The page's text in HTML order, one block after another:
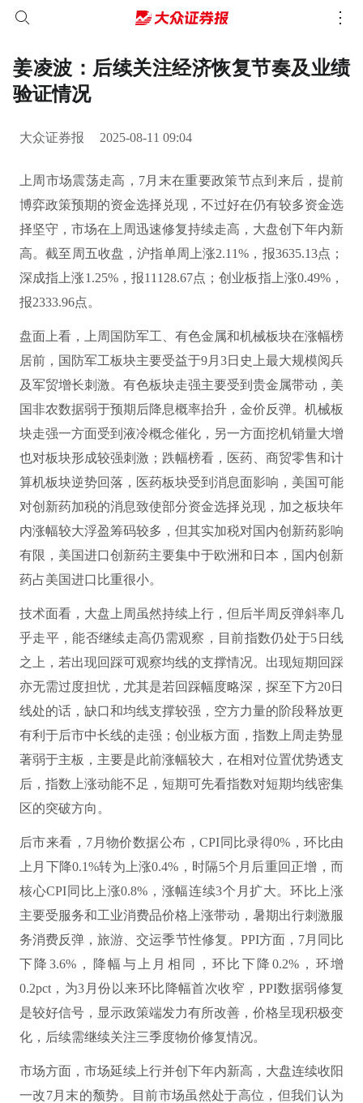
姜凌波：后续关注经济恢复节奏及业绩
验证情况
大众证券报 2025-08-11 09:04
上周市场震荡走高，7月末在重要政策节点到来后，提前
博弈政策预期的资金选择兑现，不过好在仍有较多资金选
择坚守，市场在上周迅速修复持续走高，大盘创下年内新
高。截至周五收盘，沪指单周上涨2.11%，报3635.13点；
深成指上涨1.25%，报11128.67点；创业板指上涨0.49%，
报2333.96点。
盘面上看，上周国防军工、有色金属和机械板块在涨幅榜
居前，国防军工板块主要受益于9月3日史上最大规模阅兵
及军贸增长刺激。有色板块走强主要受到贵金属带动，美
国非农数据弱于预期后降息概率抬升，金价反弹。机械板
块走强一方面受到液冷概念催化，另一方面挖机销量大增
也对板块形成较强刺激；跌幅榜看，医药、商贸零售和计
算机板块逆势回落，医药板块受到消息面影响，美国可能
对创新药加税的消息致使部分资金选择兑现，加之板块年
内涨幅较大浮盈筹码较多，但其实加税对国内创新药影响
有限，美国进口创新药主要集中于欧洲和日本，国内创新
药占美国进口比重很小。
技术面看，大盘上周虽然持续上行，但后半周反弹斜率几
乎走平，能否继续走高仍需观察，目前指数仍处于5日线
之上，若出现回踩可观察均线的支撑情况。出现短期回踩
亦无需过度担忧，尤其是若回踩幅度略深，探至下方20日
线处的话，缺口和均线支撑较强，空方力量的阶段释放更
有利于后市中长线的走强；创业板方面，指数上周走势显
著弱于主板，主要是此前涨幅较大，在相对位置优势透支
后，指数上涨动能不足，短期可先看指数对短期均线密集
区的突破方向。
后市来看，7月物价数据公布，CPI同比录得0%，环比由
上月下降0.1%转为上涨0.4%，时隔5个月后重回正增，而
核心CPI同比上涨0.8%，涨幅连续3个月扩大。环比上涨
主要受服务和工业消费品价格上涨带动，暑期出行刺激服
务消费反弹，旅游、交运季节性修复。PPI方面，7月同比
下降3.6%，降幅与上月相同，环比下降0.2%，环增
0.2pct，为3月份以来环比降幅首次收窄，PPI数据弱修复
是较好信号，显示政策端发力有所改善，价格呈现积极变
化，后续需继续关注三季度物价修复情况。
市场方面，市场延续上行并创下年内新高，大盘连续收阳
一改7月末的颓势。目前市场虽然处于高位，但我们认为